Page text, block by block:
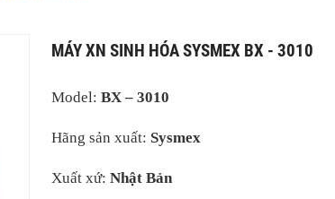
MÁY XN SINH HÓA SYSMEX BX - 3010
Model:BX – 3010
Hãng sản xuất: Sysmex
Xuất xứ:Nhật Bản